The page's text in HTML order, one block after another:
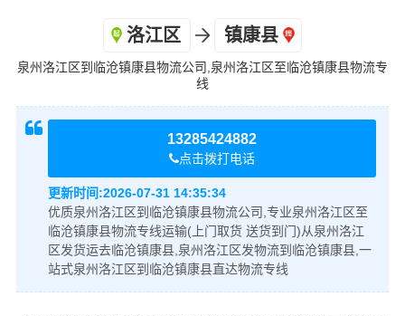
洛江区 镇康县
泉州洛江区到临沧镇康县物流公司,泉州洛江区至临沧镇康县物流专
线
13285424882
点击拨打电话
更新时间:2026-07-31 14:35:34
优质泉州洛江区到临沧镇康县物流公司,专业泉州洛江区至
临沧镇康县物流专线运输(上门取货 送货到门)从泉州洛江
区发货运去临沧镇康县,泉州洛江区发物流到临沧镇康县,一
站式泉州洛江区到临沧镇康县直达物流专线